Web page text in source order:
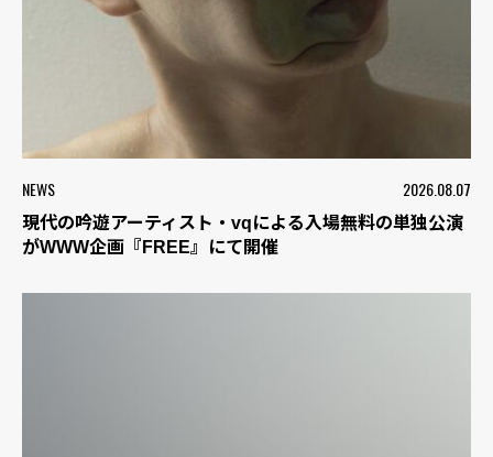
NEWS 2026.08.07
現代の吟遊アーティスト・vqによる入場無料の単独公演
がWWW企画『FREE』にて開催